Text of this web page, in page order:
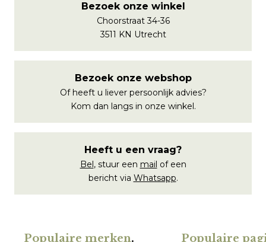
Bezoek onze winkel
Choorstraat 34-36
3511 KN Utrecht
Bezoek onze webshop
Of heeft u liever persoonlijk advies?
Kom dan langs in onze winkel.
Heeft u een vraag?
Bel , stuur een mail of een
bericht via Whatsapp.
Populaire merken. Populaire